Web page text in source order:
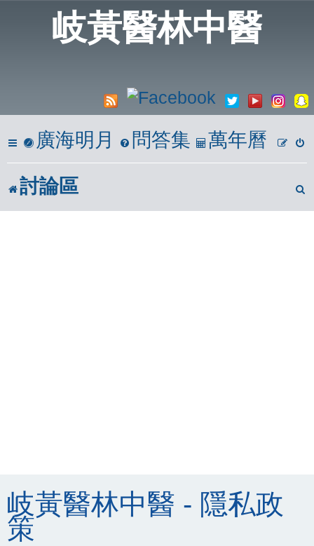
岐黃醫林中醫
廣海明月 問答集 萬年曆
討論區
岐黃醫林中醫 - 隱私政
策